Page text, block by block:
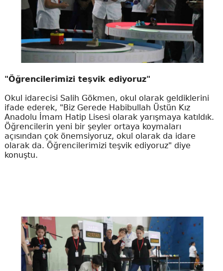
"Öğrencilerimizi teşvik ediyoruz"
Okul idarecisi Salih Gökmen, okul olarak geldiklerini
ifade ederek, "Biz Gerede Habibullah Üstün Kız
Anadolu İmam Hatip Lisesi olarak yarışmaya katıldık.
Öğrencilerin yeni bir şeyler ortaya koymaları
açısından çok önemsiyoruz, okul olarak da idare
olarak da. Öğrencilerimizi teşvik ediyoruz" diye
konuştu.